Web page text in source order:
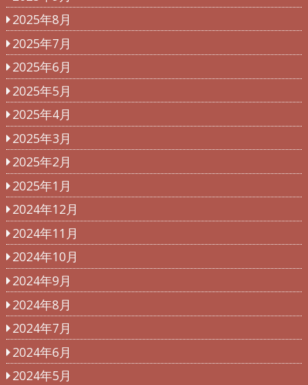
2025年8月
2025年7月
2025年6月
2025年5月
2025年4月
2025年3月
2025年2月
2025年1月
2024年12月
2024年11月
2024年10月
2024年9月
2024年8月
2024年7月
2024年6月
2024年5月